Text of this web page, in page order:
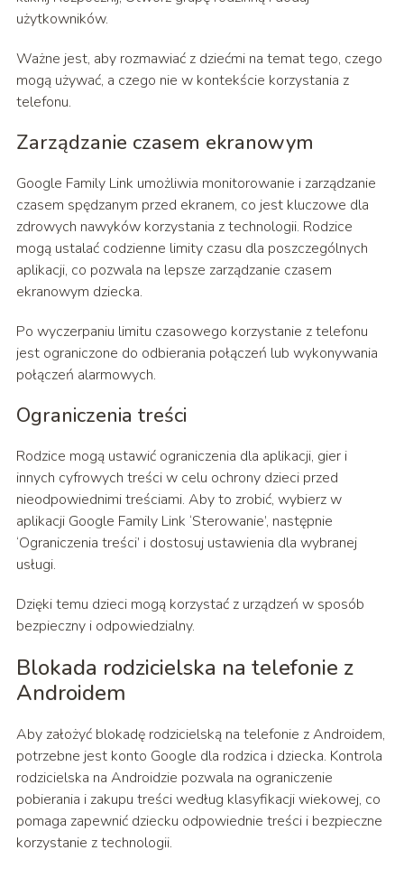
użytkowników.
Ważne jest, aby rozmawiać z dziećmi na temat tego, czego
mogą używać, a czego nie w kontekście korzystania z
telefonu.
Zarządzanie czasem ekranowym
Google Family Link umożliwia monitorowanie i zarządzanie
czasem spędzanym przed ekranem, co jest kluczowe dla
zdrowych nawyków korzystania z technologii. Rodzice
mogą ustalać codzienne limity czasu dla poszczególnych
aplikacji, co pozwala na lepsze zarządzanie czasem
ekranowym dziecka.
Po wyczerpaniu limitu czasowego korzystanie z telefonu
jest ograniczone do odbierania połączeń lub wykonywania
połączeń alarmowych.
Ograniczenia treści
Rodzice mogą ustawić ograniczenia dla aplikacji, gier i
innych cyfrowych treści w celu ochrony dzieci przed
nieodpowiednimi treściami. Aby to zrobić, wybierz w
aplikacji Google Family Link ‘Sterowanie’, następnie
‘Ograniczenia treści’ i dostosuj ustawienia dla wybranej
usługi.
Dzięki temu dzieci mogą korzystać z urządzeń w sposób
bezpieczny i odpowiedzialny.
Blokada rodzicielska na telefonie z
Androidem
Aby założyć blokadę rodzicielską na telefonie z Androidem,
potrzebne jest konto Google dla rodzica i dziecka. Kontrola
rodzicielska na Androidzie pozwala na ograniczenie
pobierania i zakupu treści według klasyfikacji wiekowej, co
pomaga zapewnić dziecku odpowiednie treści i bezpieczne
korzystanie z technologii.